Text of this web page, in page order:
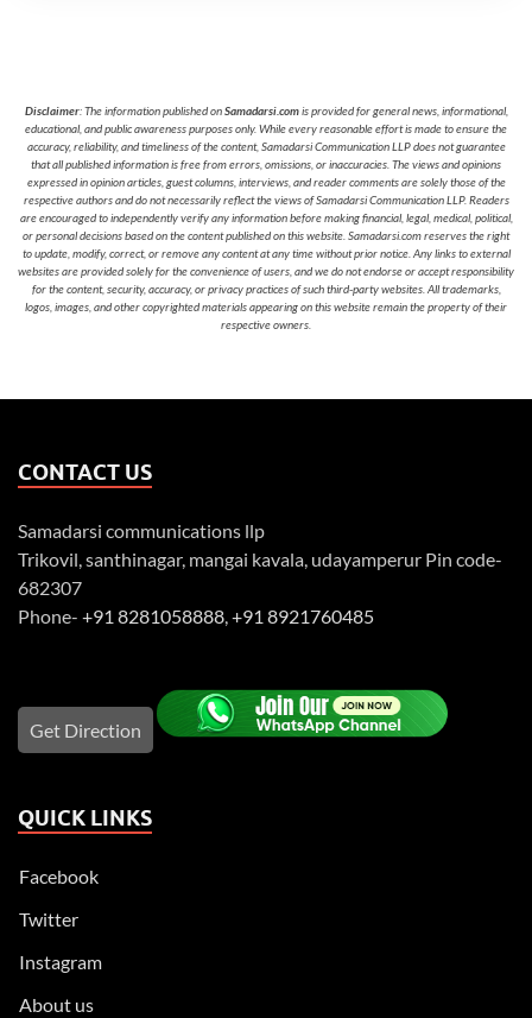
Disclaimer: The information published onSamadarsi.comis provided for general news, informational,
educational, and public awareness purposes only. While every reasonable effort is made to ensure the
accuracy, reliability, and timeliness of the content, Samadarsi Communication LLP does not guarantee
that all published information is free from errors, omissions, or inaccuracies. The views and opinions
expressed in opinion articles, guest columns, interviews, and reader comments are solely those of the
respective authors and do not necessarily reflect the views of Samadarsi Communication LLP. Readers
are encouraged to independently verify any information before making financial, legal, medical, political,
or personal decisions based on the content published on this website. Samadarsi.com reserves the right
to update, modify, correct, or remove any content at any time without prior notice. Any links to external
websites are provided solely for the convenience of users, and we do not endorse or accept responsibility
for the content, security, accuracy, or privacy practices of such third-party websites. All trademarks,
logos, images, and other copyrighted materials appearing on this website remain the property of their
respective owners.
CONTACT US
Samadarsi communications llp
Trikovil, santhinagar, mangai kavala, udayamperur Pin code-
682307
Phone- +91 8281058888 +91 8921760485
Get Direction
QUICK LINKS
Facebook
Twitter
Instagram
About us